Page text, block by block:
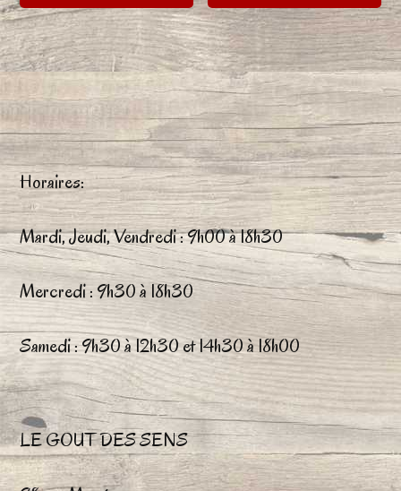
à
26,40€
a
plusieurs
variations.
Les
options
peuvent
être
choisies
sur
la
page
du
produit
à
a
la
du
Horaires:
Mardi, Jeudi, Vendredi : 9h00 à 18h30
Mercredi : 9h30 à 18h30
Samedi : 9h30 à 12h30 et 14h30 à 18h00
LE GOUT DES SENS